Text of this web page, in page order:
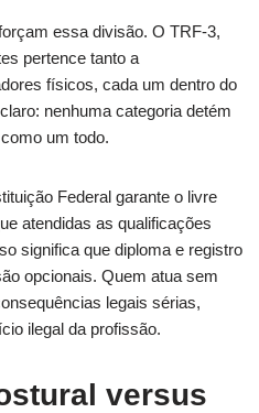
essa divisão. O TRF-3,
pertence tanto a
físicos, cada um dentro do
nenhuma categoria detém
um todo.
Federal garante o livre
atendidas as qualificações
significa que diploma e registro
opcionais. Quem atua sem
legais sérias,
ilegal da profissão.
versus